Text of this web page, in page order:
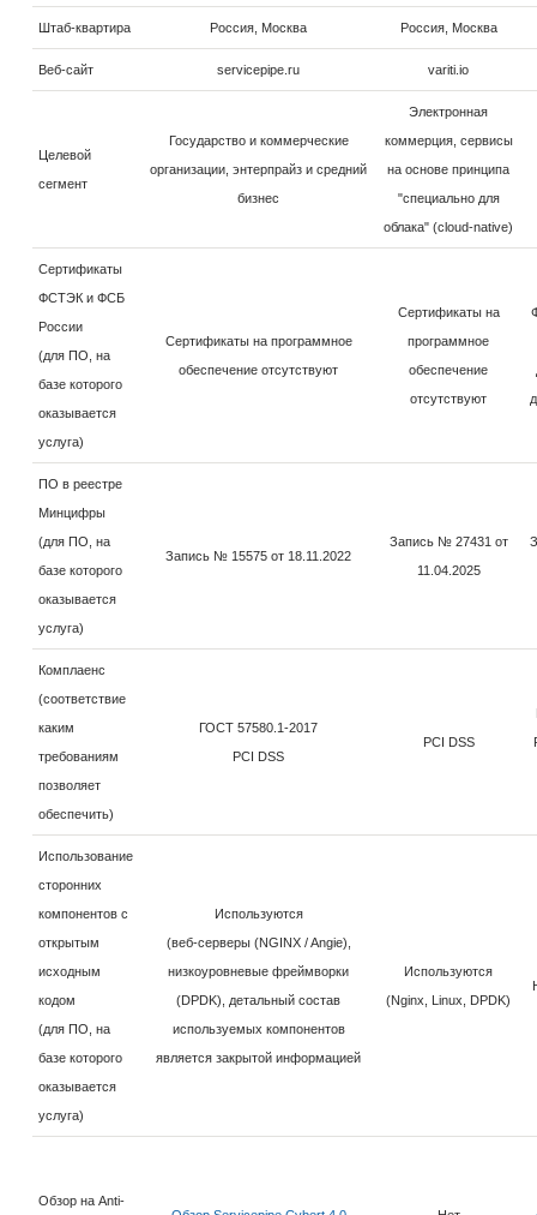
Штаб-квартира Россия, Москва Россия, Москва
Веб-сайт servicepipe.ru variti.io
Целевой
сегмент
Государство и коммерческие
организации, энтерпрайз и средний
бизнес
Электронная
коммерция, сервисы
на основе принципа
"специально для
облака" (cloud-native)
Сертификаты
ФСТЭК и ФСБ
России
(для ПО, на
базе которого
оказывается
услуга)
Сертификаты на программное
обеспечение отсутствуют
Сертификаты на
программное
обеспечение
отсутствуют
ПО в реестре
Минцифры
(для ПО, на
базе которого
оказывается
услуга)
Запись № 15575 от 18.11.2022
Запись № 27431 от
11.04.2025
Комплаенс
(соответствие
каким
требованиям
позволяет
обеспечить)
ГОСТ 57580.1-2017
PCI DSS
PCI DSS
Использование
сторонних
компонентов с
открытым
исходным
кодом
(для ПО, на
базе которого
оказывается
услуга)
Используются
(веб-серверы (NGINX / Angie),
низкоуровневые фреймворки
(DPDK), детальный состав
используемых компонентов
является закрытой информацией
Используются
(Nginx, Linux, DPDK)
Обзор на Anti-